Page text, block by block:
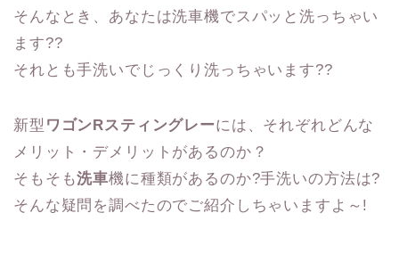
そんなとき、あなたは洗車機でスパッと洗っちゃい
ます??
それとも手洗いでじっくり洗っちゃいます??
新型 ワゴンRスティングレーには、それぞれどんな
メリット・デメリットがあるのか？
そもそも洗車機に種類があるのか?手洗いの方法は?
そんな疑問を調べたのでご紹介しちゃいますよ～!